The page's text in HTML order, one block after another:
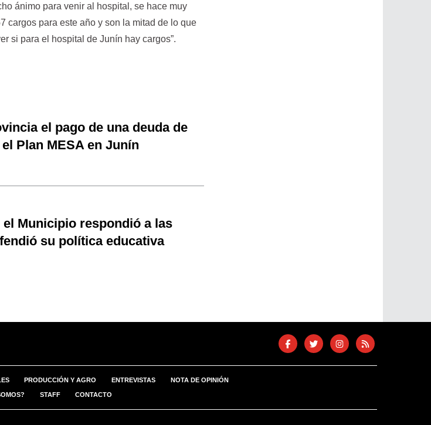
ánimo para venir al hospital, se hace muy
cargos para este año y son la mitad de lo que
si para el hospital de Junín hay cargos”.
el pago de una deuda de
Plan MESA en Junín
Municipio respondió a las
su política educativa
PRODUCCIÓN Y AGRO ENTREVISTAS NOTA DE OPINIÓN
STAFF CONTACTO